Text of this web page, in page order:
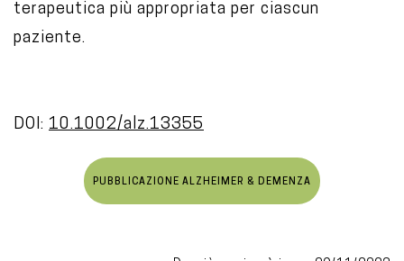
terapeutica più appropriata per ciascun
paziente.
DOI: 10.1002/alz.13355
PUBBLICAZIONE ALZHEIMER & DEMENZA